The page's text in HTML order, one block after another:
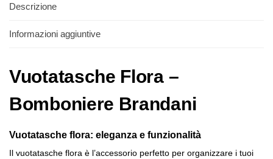
Descrizione
Informazioni aggiuntive
Vuotatasche Flora –
Bomboniere Brandani
Vuotatasche flora: eleganza e funzionalità
Il vuotatasche flora è l’accessorio perfetto per organizzare i tuoi